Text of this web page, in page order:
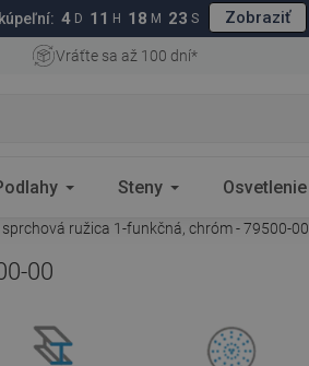
4 D 11 H 18 M 22 S Zobraziť
Vráťte sa až 100 dní*
Steny Osvetlenie
sprchová ružica 1-funkčná, chróm - 79500-00
00